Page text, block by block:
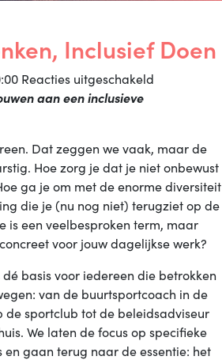
Inclusief Doen
Reacties uitgeschakeld
Doen
aan een inclusieve
Dat zeggen we vaak, maar de
Hoe zorg je dat je niet onbewust
ga je om met de enorme diversiteit
die je (nu nog niet) terugziet op de
is een veelbesproken term, maar
voor jouw dagelijkse werk?
basis voor iedereen die betrokken
van de buurtsportcoach in de
de sportclub tot de beleidsadviseur
We laten de focus op specifieke
gaan terug naar de essentie: het